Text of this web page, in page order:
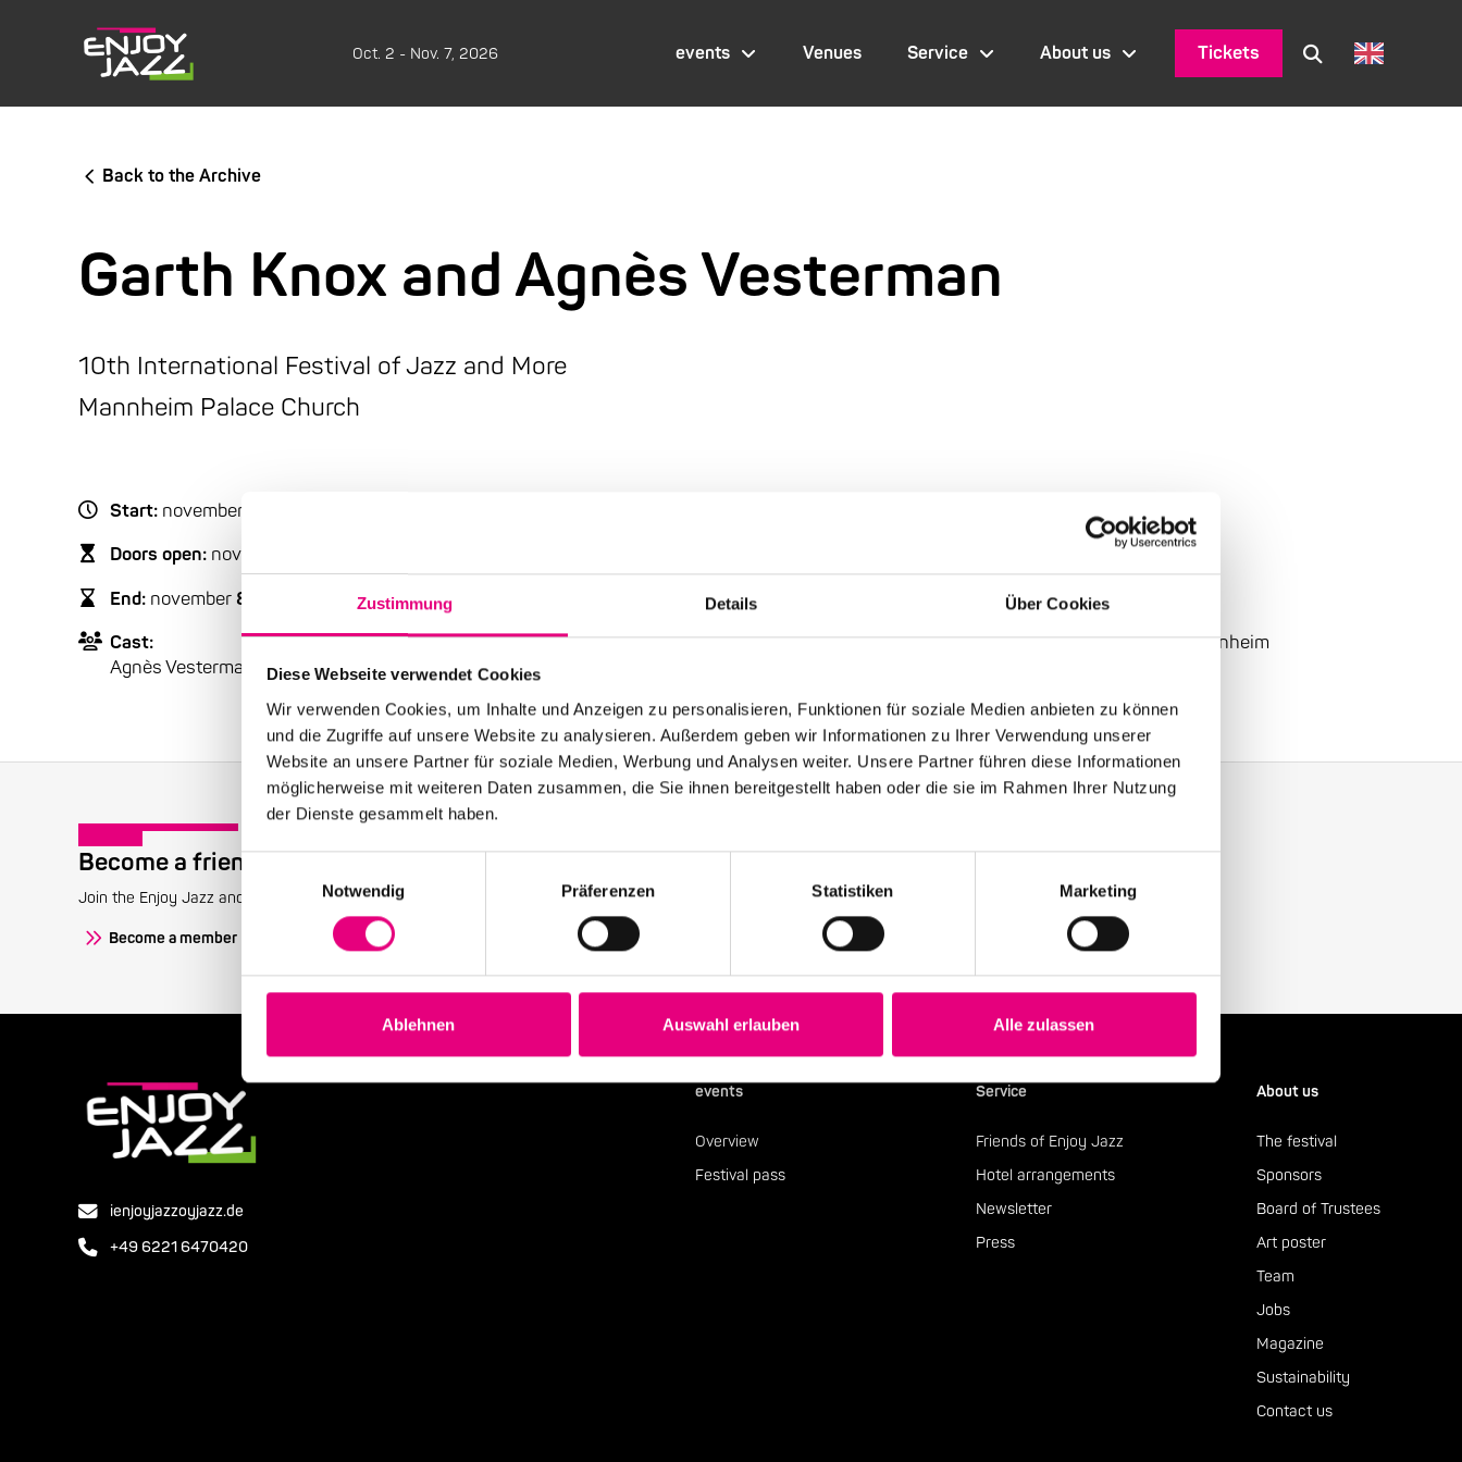
Zustimmung Details Über Cookies
Diese Webseite verwendet Cookies
Wir verwenden Cookies, um Inhalte und Anzeigen zu personalisieren, Funktionen für soziale Medien anbieten zu können
und die Zugriffe auf unsere Website zu analysieren. Außerdem geben wir Informationen zu Ihrer Verwendung unserer
Website an unsere Partner für soziale Medien, Werbung und Analysen weiter. Unsere Partner führen diese Informationen
möglicherweise mit weiteren Daten zusammen, die Sie ihnen bereitgestellt haben oder die sie im Rahmen Ihrer Nutzung
der Dienste gesammelt haben.
Einwilligungsauswahl
Notwendig
Präferenzen Statistiken Marketing
Ablehnen Auswahl erlauben Alle zulassen
Oct. 2 - Nov. 7, 2026 events Venues Service About us Tickets
Back to the Archive
Garth Knox and Agnès Vesterman
10th International Festival of Jazz and More
Mannheim Palace Church
Start: november
Doors open: november
End: november 8
, 2008 – 10:30 p.m.
Cast:
Agnès Vesterman: vc | Garth Knox: v
, Ireland
Mannheim Palace Church:14Bismarckstraße, Mannheim
Become a friend!
Join the Enjoy Jazz and receive exclusive information about the festival.
Become a member
Receive the latest news regularly with our Enjoy Jazz.
Subscribe to our newsletter
ienjoyjazzoyjazz.de
+49 6221 6470420
events
Overview
Festival pass
Service
Friends of Enjoy Jazz
Hotel arrangements
Newsletter
Press
About us
The festival
Sponsors
Board of Trustees
Art poster
Team
Jobs
Magazine
Sustainability
Contact us